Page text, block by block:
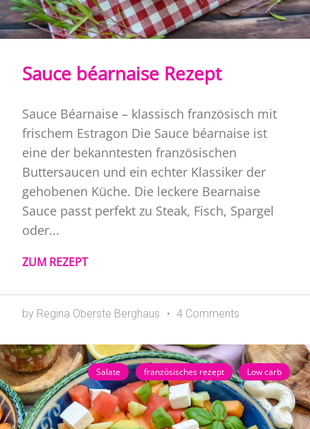
Sauce béarnaise Rezept
Sauce Béarnaise – klassisch französisch mit
frischem Estragon Die Sauce béarnaise ist
eine der bekanntesten französischen
Buttersaucen und ein echter Klassiker der
gehobenen Küche. Die leckere Bearnaise
Sauce passt perfekt zu Steak, Fisch, Spargel
oder...
ZUM REZEPT
by Regina Oberste Berghaus 4 Comments
Salate französisches rezept Low carb